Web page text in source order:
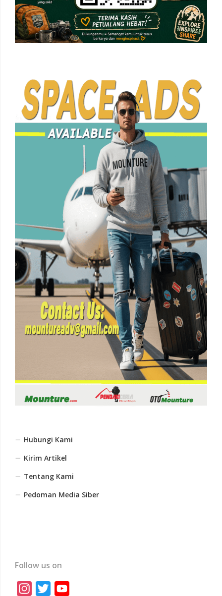
Hubungi Kami
Kirim Artikel
Tentang Kami
Pedoman Media Siber
Follow us on
Instagram
Twitter